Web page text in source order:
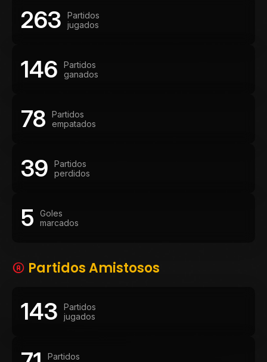
263
Partidos
jugados
146
Partidos
ganados
78
Partidos
empatados
39
Partidos
perdidos
5
Goles
marcados
Partidos Amistosos
143
Partidos
jugados
Partidos